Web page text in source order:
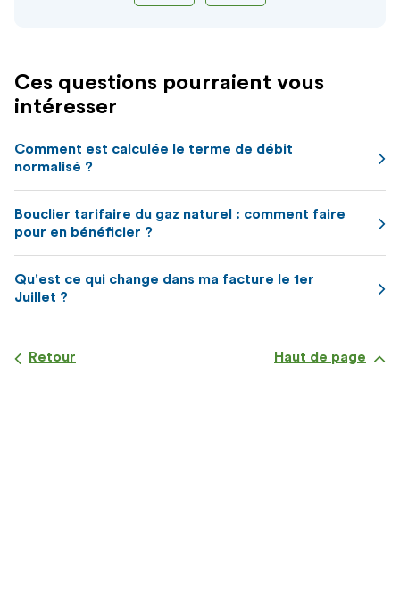
Ces questions pourraient vous
intéresser
Comment est calculée le terme de débit
normalisé ?
Bouclier tarifaire du gaz naturel : comment faire
pour en bénéficier ?
Qu'est ce qui change dans ma facture le 1er
Juillet ?
Retour Haut de page